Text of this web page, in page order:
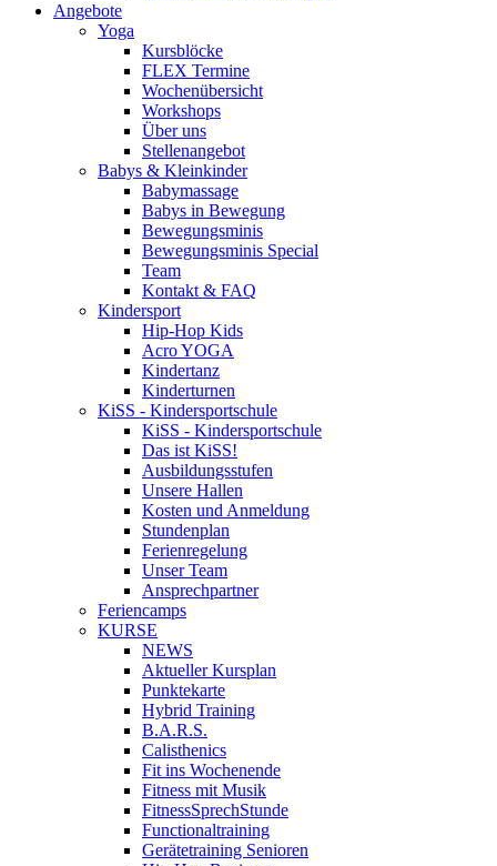
Angebote
Yoga
Kursblöcke
FLEX Termine
Wochenübersicht
Workshops
Über uns
Stellenangebot
Babys & Kleinkinder
Babymassage
Babys in Bewegung
Bewegungsminis
Bewegungsminis Special
Team
Kontakt & FAQ
Kindersport
Hip-Hop Kids
Acro YOGA
Kindertanz
Kinderturnen
KiSS - Kindersportschule
KiSS - Kindersportschule
Das ist KiSS!
Ausbildungsstufen
Unsere Hallen
Kosten und Anmeldung
Stundenplan
Ferienregelung
Unser Team
Ansprechpartner
Feriencamps
KURSE
NEWS
Aktueller Kursplan
Punktekarte
Hybrid Training
B.A.R.S.
Calisthenics
Fit ins Wochenende
Fitness mit Musik
FitnessSprechStunde
Functionaltraining
Gerätetraining Senioren